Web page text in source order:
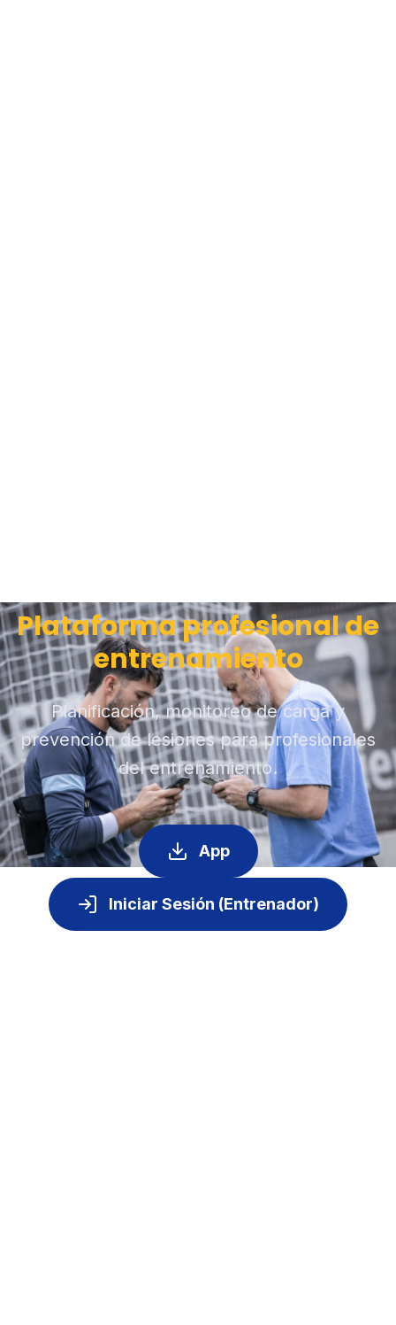
Plataforma profesional de
entrenamiento
Planificación, monitoreo de carga y
prevención de lesiones para profesionales
del entrenamiento.
App
Iniciar Sesión (Entrenador)